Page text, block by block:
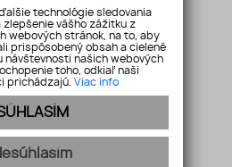
si nás
technológie sledovania
zlepšenie vášho zážitku z
webových stránok, na to, aby
prispôsobený obsah a cielené
návštevnosti našich webových
toho, odkiaľ naši
prichádzajú. Viac info